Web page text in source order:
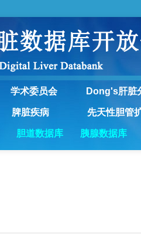
学术委员会 Dong's肝脏
脾脏疾病 先天性胆管
胆道数据库 胰腺数据库